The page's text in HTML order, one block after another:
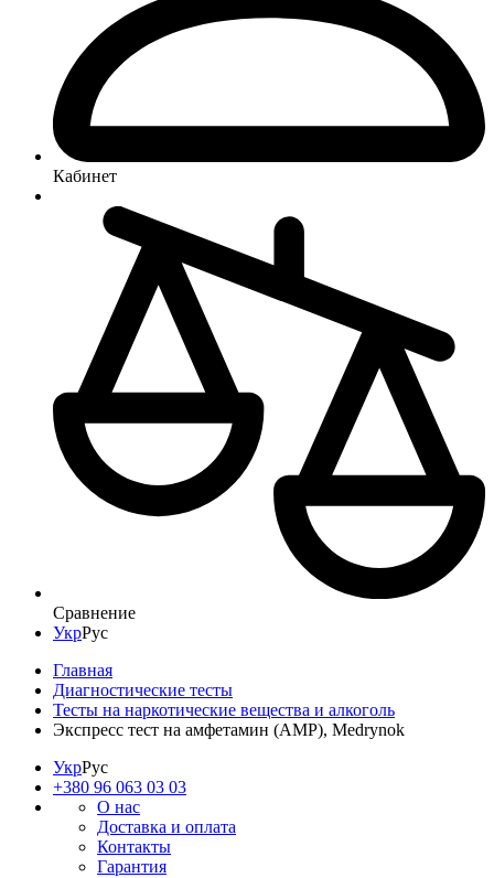
Кабинет
Сравнение
УкрРус
Главная
Диагностические тесты
Тесты на наркотические вещества и алкоголь
Экспресс тест на амфетамин (AMP), Medrynok
УкрРус
+380 96 063 03 03
О нас
Доставка и оплата
Контакты
Гарантия